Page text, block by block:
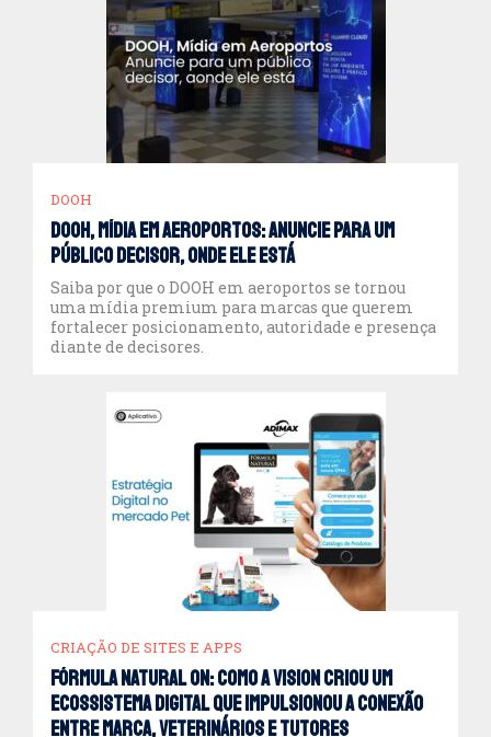
DOOH
DOOH, mídia em aeroportos: anuncie para um
público decisor, onde ele está
Saiba por que o DOOH em aeroportos se tornou
uma mídia premium para marcas que querem
fortalecer posicionamento, autoridade e presença
diante de decisores.
CRIAÇÃO DE SITES E APPS
Fórmula Natural on: como a Vision criou um
ecossistema digital que impulsionou a conexão
entre marca, veterinários e tutores